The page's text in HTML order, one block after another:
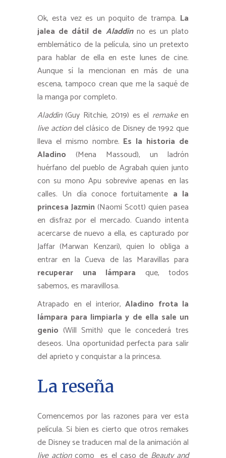
Ok, esta vez es un poquito de trampa. La
jalea de dátil de Aladdinno es un plato
emblemático de la película, sino un pretexto
para hablar de ella en este lunes de cine.
Aunque sí la mencionan en más de una
escena, tampoco crean que me la saqué de
la manga por completo.
Aladdin(Guy Ritchie, 2019) es el remakeen
live actiondel clásico de Disney de 1992 que
lleva el mismo nombre. Es la historia de
Aladino (Mena Massoud), un ladrón
huérfano del pueblo de Agrabah quien junto
con su mono Apu sobrevive apenas en las
calles. Un día conoce fortuitamente a la
princesa Jazmin (Naomi Scott) quien pasea
en disfraz por el mercado. Cuando intenta
acercarse de nuevo a ella, es capturado por
Jaffar (Marwan Kenzari), quien lo obliga a
entrar en la Cueva de las Maravillas para
recuperar una lámpara que, todos
sabemos, es maravillosa.
Atrapado en el interior, Aladino frota la
lámpara para limpiarla y de ella sale un
genio (Will Smith) que le concederá tres
deseos. Una oportunidad perfecta para salir
del aprieto y conquistar a la princesa.
La reseña
Comencemos por las razones para ver esta
película. Si bien es cierto que otros remakes
de Disney se traducen mal de la animación al